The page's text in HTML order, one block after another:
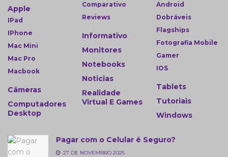
Apple
IPad
IPhone
Mac Mini
Mac Pro
Macbook
Câmeras
Computadores
Desktop
Comparativo
Reviews
Informativo
Monitores
Notebooks
Noticias
Realidade
Virtual E Games
Android
Dobráveis
Flagships
Fotografia Mobile
Gamer
IOS
Tablets
Tutoriais
Windows
Pagar com o Celular é Seguro?
27 DE NOVEMBRO 2025